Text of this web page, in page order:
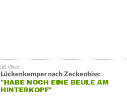
Lückenkemper nach Zeckenbiss:
"HABE NOCH EINE BEULE AM
HINTERKOPF"